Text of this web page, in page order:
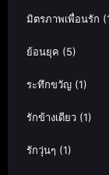
มิตรภาพเพื่อนรัก
ย้อนยุค (5)
ระทึกขวัญ (1)
รักข้างเดียว (1)
รักวุ่นๆ (1)